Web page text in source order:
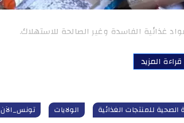
قراءة المزيد
الصحية للمنتجات الغذائية الولايات
تونس_الآن